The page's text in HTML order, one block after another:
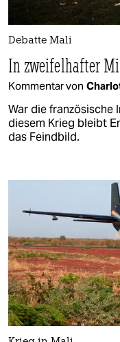
Debatte Mali
In zweifelhafter
Kommentar von
War die französische
diesem Krieg bleibt
das Feindbild.